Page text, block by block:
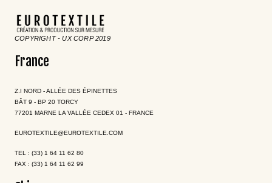
COPYRIGHT - UX CORP 2019
France
Z.I NORD - ALLÉE DES ÉPINETTES
BÂT 9 - BP 20 TORCY
77201 MARNE LA VALLÉE CEDEX 01 - FRANCE
EUROTEXTILE@EUROTEXTILE.COM
TEL : (33) 1 64 11 62 80
FAX : (33) 1 64 11 62 99